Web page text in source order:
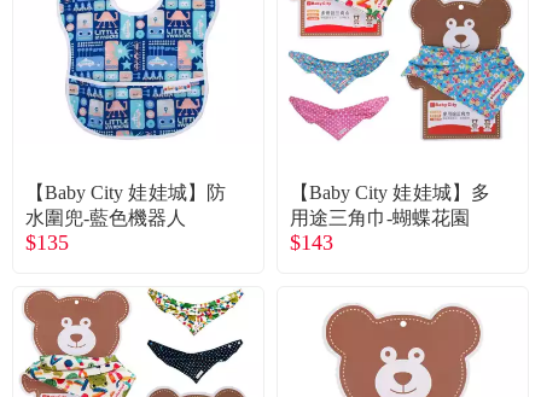
合作提案
購物流程
常見問題
【Baby City 娃娃城】防
水圍兜-藍色機器人
$135
【Baby City 娃娃城】多
用途三角巾-蝴蝶花園
$143